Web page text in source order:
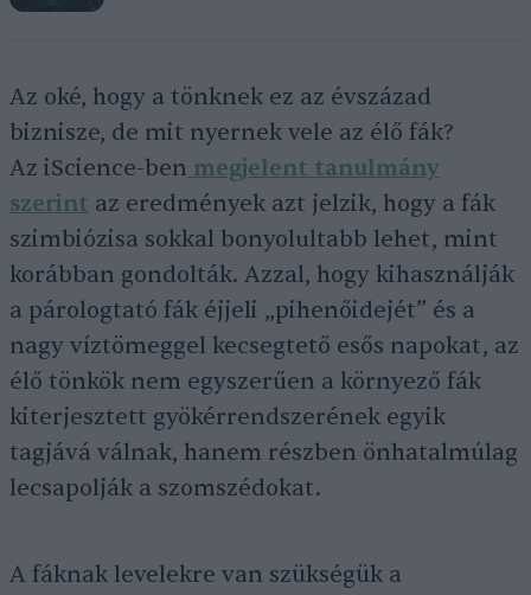
Az oké, hogy a tönknek ez az évszázad
biznisze, de mit nyernek vele az élő fák?
Az iScience-ben megjelent tanulmány
szerint az eredmények azt jelzik, hogy a fák
szimbiózisa sokkal bonyolultabb lehet, mint
korábban gondolták. Azzal, hogy kihasználják
a párologtató fák éjjeli „pihenőidejét” és a
nagy víztömeggel kecsegtető esős napokat, az
élő tönkök nem egyszerűen a környező fák
kiterjesztett gyökérrendszerének egyik
tagjává válnak, hanem részben önhatalmúlag
lecsapolják a szomszédokat.
A fáknak levelekre van szükségük a